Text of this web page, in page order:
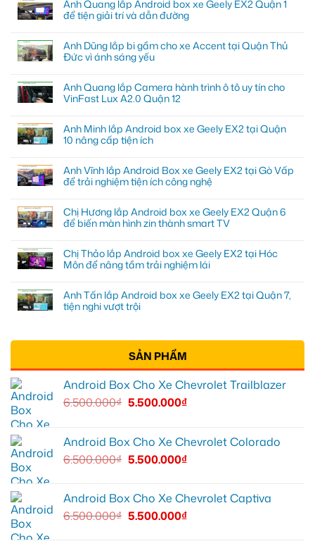
Anh Quang lắp Android box xe Geely EX2 Quận 1
để tiện giải trí và dẫn đường
Anh Dũng lắp bi gầm cho xe Accent tại Quận Thủ
Đức vì ánh sáng yếu
Anh Quang lắp Camera hành trình ô tô uy tín cho
VinFast Lux A2.0 Quận 12
Anh Minh lắp Android box xe Geely EX2 tại Quận
10 nâng cấp tiện ích
Anh Vĩnh lắp Android Box xe Geely EX2 tại Gò Vấp
để trải nghiệm tiện ích công nghệ
Chị Hương lắp Android box xe Geely EX2 Quận 6
để biến màn hình zin thành smart TV
Chị Thảo lắp Android box xe Geely EX2 tại Hóc
Môn để nâng tầm trải nghiệm lái
Anh Tấn lắp Android box xe Geely EX2 tại Quận 7,
tiện nghi vượt trội
SẢN PHẨM
Android Box Cho Xe Chevrolet Trailblazer
6.500.000₫ 5.500.000₫
Android Box Cho Xe Chevrolet Colorado
6.500.000₫ 5.500.000₫
Android Box Cho Xe Chevrolet Captiva
6.500.000₫ 5.500.000₫